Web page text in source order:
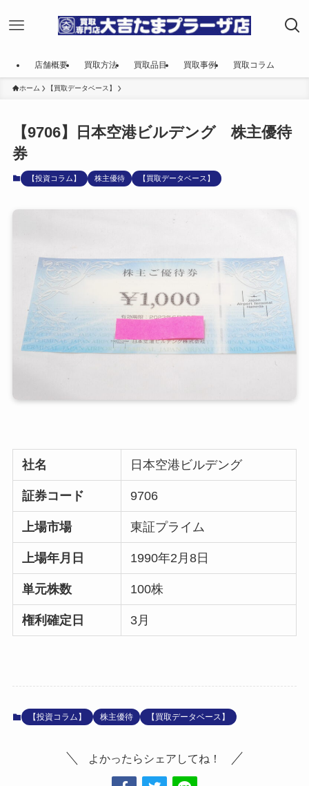
店舗概要 買取方法 買取品目 買取事例 買取コラム
ホーム 【買取データベース】
【9706】日本空港ビルデング 株主優待
券
【投資コラム】 株主優待 【買取データベース】
社名 日本空港ビルデング
証券コード 9706
上場市場 東証プライム
上場年月日 1990年2月8日
単元株数 100株
権利確定日 3月
【投資コラム】 株主優待 【買取データベース】
よかったらシェアしてね！